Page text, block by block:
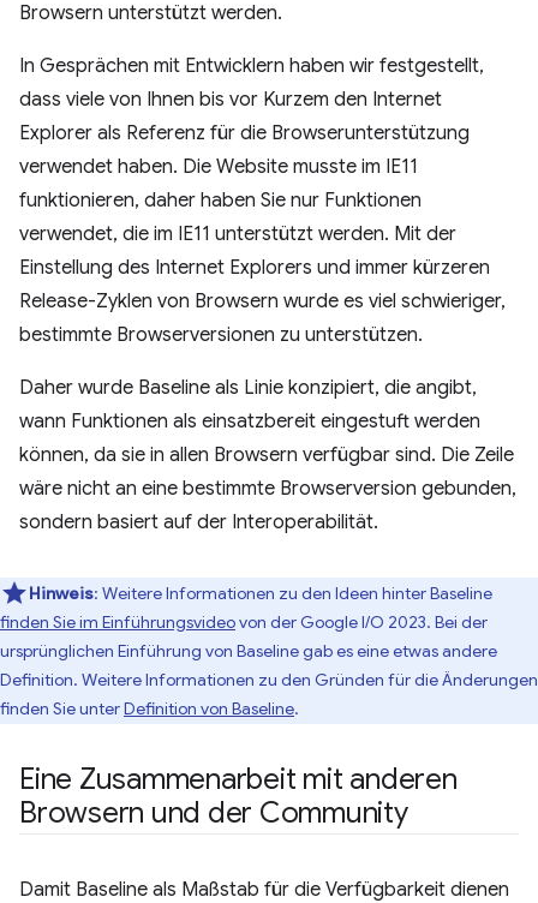
Browsern unterstützt werden.
In Gesprächen mit Entwicklern haben wir festgestellt,
dass viele von Ihnen bis vor Kurzem den Internet
Explorer als Referenz für die Browserunterstützung
verwendet haben. Die Website musste im IE11
funktionieren, daher haben Sie nur Funktionen
verwendet, die im IE11 unterstützt werden. Mit der
Einstellung des Internet Explorers und immer kürzeren
Release-Zyklen von Browsern wurde es viel schwieriger,
bestimmte Browserversionen zu unterstützen.
Daher wurde Baseline als Linie konzipiert, die angibt,
wann Funktionen als einsatzbereit eingestuft werden
können, da sie in allen Browsern verfügbar sind. Die Zeile
wäre nicht an eine bestimmte Browserversion gebunden,
sondern basiert auf der Interoperabilität.
Hinweis: Weitere Informationen zu den Ideen hinter Baseline
finden Sie im Einführungsvideovon der Google I/O 2023. Bei der
ursprünglichen Einführung von Baseline gab es eine etwas andere
Definition. Weitere Informationen zu den Gründen für die Änderungen
finden Sie unterDefinition von Baseline.
Eine Zusammenarbeit mit anderen
Browsern und der Community
Damit Baseline als Maßstab für die Verfügbarkeit dienen